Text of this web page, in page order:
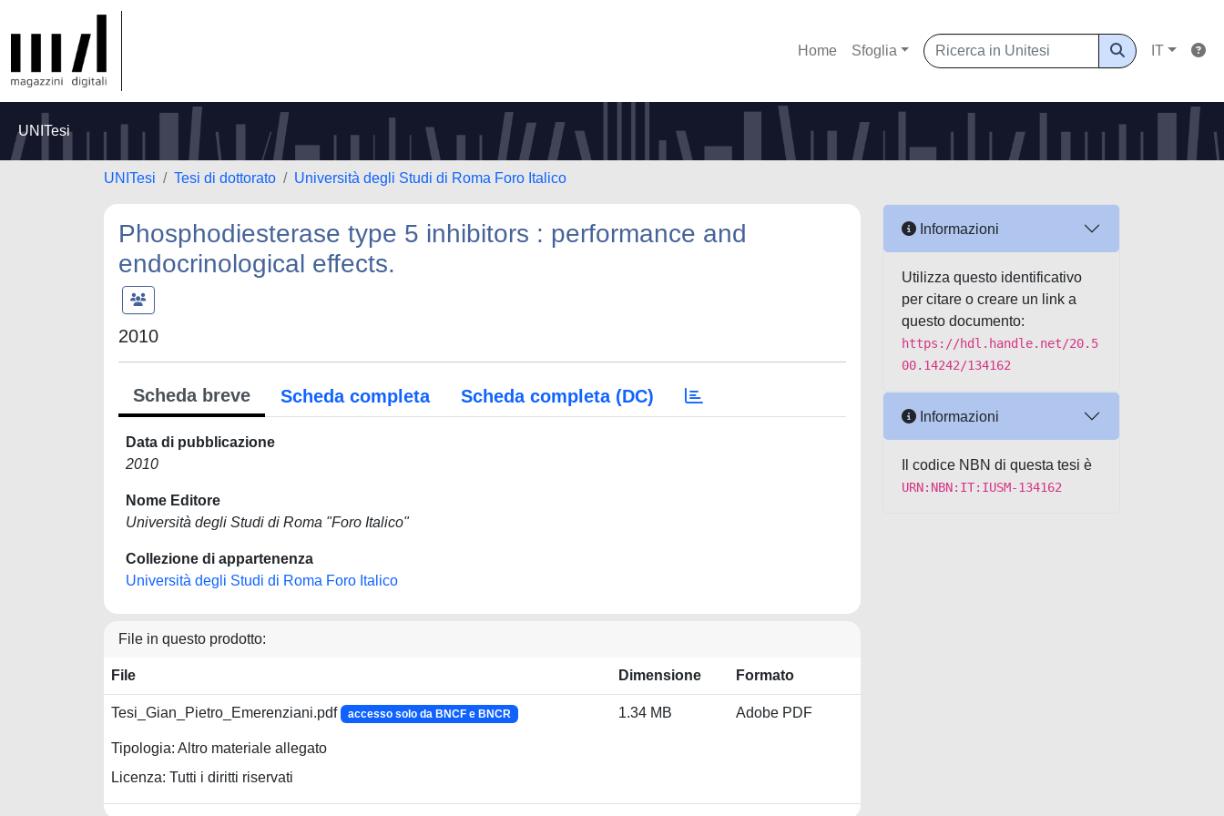
Home Sfoglia IT
UNITesi
UNITesi Tesi di dottorato Università degli Studi di Roma Foro Italico
Phosphodiesterase type 5 inhibitors : performance and
endocrinological effects.
2010
Scheda breve Scheda completa Scheda completa (DC)
Data di pubblicazione
2010
Nome Editore
Università degli Studi di Roma "Foro Italico"
Collezione di appartenenza
Università degli Studi di Roma Foro Italico
File in questo prodotto:
File Dimensione Formato
Tesi_Gian_Pietro_Emerenziani.pdf accesso solo da BNCF e BNCR
Tipologia: Altro materiale allegato
Licenza: Tutti i diritti riservati
1.34 MB Adobe PDF
Informazioni
Utilizza questo identificativo
per citare o creare un link a
questo documento:
https://hdl.handle.net/20.5
00.14242/134162
Informazioni
Il codice NBN di questa tesi è
URN:NBN:IT:IUSM-134162